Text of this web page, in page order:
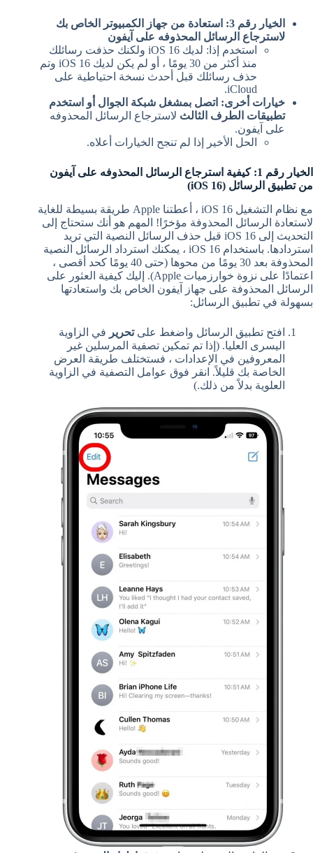
الخيار رقم 3: استعادة من جهاز الكمبيوتر الخاص بك
لاسترجاع الرسائل المحذوفه على آيفون
استخدم إذا: لديك iOS 16 ولكنك حذفت رسائلك
منذ أكثر من 30 يومًا ، أو لم يكن لديك iOS 16 وتم
حذف رسائلك قبل أحدث نسخة احتياطية على
iCloud.
خيارات أخرى: اتصل بمشغل شبكة الجوال أو استخدم
تطبيقات الطرف الثالث لاسترجاع الرسائل المحذوفه
على آيفون.
الحل الأخير إذا لم تنجح الخيارات أعلاه.
الخيار رقم 1: كيفية استرجاع الرسائل المحذوفه على آيفون
من تطبيق الرسائل (iOS 16)
مع نظام التشغيل iOS 16 ، أعطتنا Apple طريقة بسيطة للغاية
لاستعادة الرسائل المحذوفة مؤخرًا! المهم هو أنك ستحتاج إلى
التحديث إلى iOS 16 قبل حذف الرسائل النصية التي تريد
استردادها. باستخدام iOS 16 ، يمكنك استرداد الرسائل النصية
المحذوفة بعد 30 يومًا من محوها (حتى 40 يومًا كحد أقصى ،
اعتمادًا على نزوة خوارزميات Apple). إليك كيفية العثور على
الرسائل المحذوفة على جهاز آيفون الخاص بك واستعادتها
بسهولة في تطبيق الرسائل:
افتح تطبيق الرسائل واضغط علىتحرير في الزاوية
اليسرى العليا. (إذا تم تمكين تصفية المرسلين غير
المعروفين في الإعدادات ، فستختلف طريقة العرض
الخاصة بك قليلاً. انقر فوق عوامل التصفية في الزاوية
العلوية بدلاً من ذلك.)